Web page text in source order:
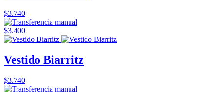
$3.740
$3.400
Vestido Biarritz
$3.740